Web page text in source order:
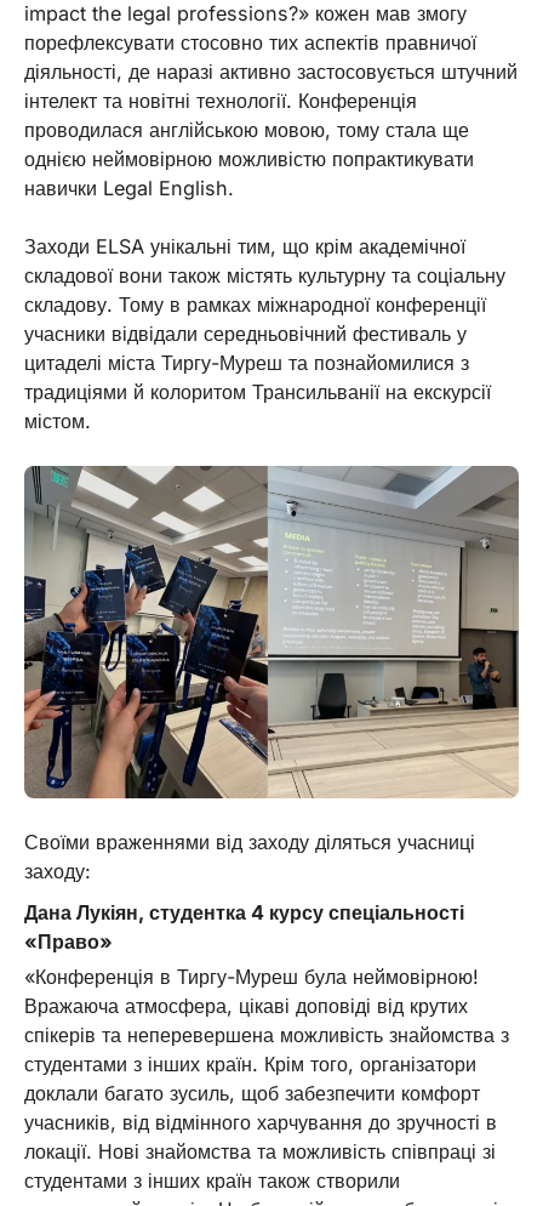
impact the legal professions?» кожен мав змогу
порефлексувати стосовно тих аспектів правничої
діяльності, де наразі активно застосовується штучний
інтелект та новітні технології. Конференція
проводилася англійською мовою, тому стала ще
однією неймовірною можливістю попрактикувати
навички Legal English.
Заходи ELSA унікальні тим, що крім академічної
складової вони також містять культурну та соціальну
складову. Тому в рамках міжнародної конференції
учасники відвідали середньовічний фестиваль у
цитаделі міста Тиргу-Муреш та познайомилися з
традиціями й колоритом Трансильванії на екскурсії
містом.
Своїми враженнями від заходу діляться учасниці
заходу:
Дана Лукіян, студентка 4 курсу спеціальності
«Право»
«Конференція в Тиргу-Муреш була неймовірною!
Вражаюча атмосфера, цікаві доповіді від крутих
спікерів та неперевершена можливість знайомства з
студентами з інших країн. Крім того, організатори
доклали багато зусиль, щоб забезпечити комфорт
учасників, від відмінного харчування до зручності в
локації. Нові знайомства та можливість співпраці зі
студентами з інших країн також створили